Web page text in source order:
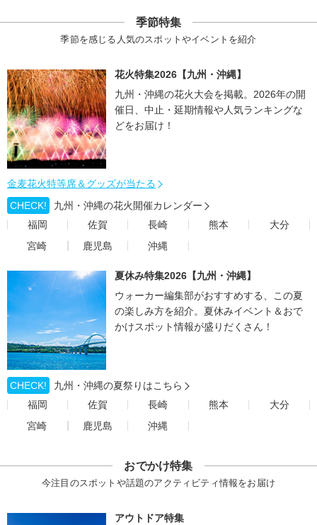
季節特集
季節を感じる人気のスポットやイベントを紹介
花火特集2026【九州・沖縄】
九州・沖縄の花火大会を掲載。2026年の開
催日、中止・延期情報や人気ランキングな
どをお届け！
金麦花火特等席＆グッズが当たる
CHECK!
九州・沖縄の花火開催カレンダー
福岡
佐賀 長崎 熊本
大分
宮崎
鹿児島 沖縄
夏休み特集2026【九州・沖縄】
ウォーカー編集部がおすすめする、この夏
の楽しみ方を紹介。夏休みイベント＆おで
かけスポット情報が盛りだくさん！
CHECK!
九州・沖縄の夏祭りはこちら
福岡
佐賀 長崎 熊本
大分
宮崎
鹿児島 沖縄
おでかけ特集
今注目のスポットや話題のアクティビティ情報をお届け
アウトドア特集